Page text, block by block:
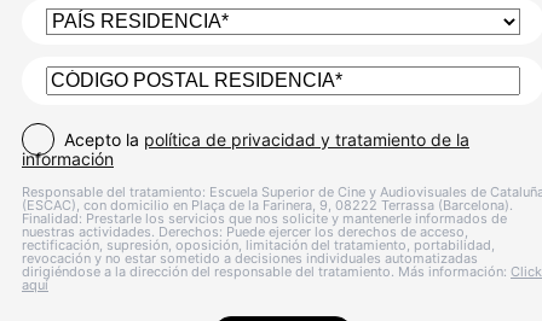
Acepto la política de privacidad y tratamiento de la
información
Responsable del tratamiento: Escuela Superior de Cine y Audiovisuales de
(ESCAC), con domicilio en Plaça de la Farinera, 9, 08222 Terrassa (Barcelona).
Finalidad: Prestarle los servicios que nos solicite y mantenerle informados de
nuestras actividades. Derechos: Puede ejercer los derechos de acceso,
rectificación, supresión, oposición, limitación del tratamiento, portabilidad,
revocación y no estar sometido a decisiones individuales automatizadas
dirigiéndose a la dirección del responsable del tratamiento. Más información: Click
aquí